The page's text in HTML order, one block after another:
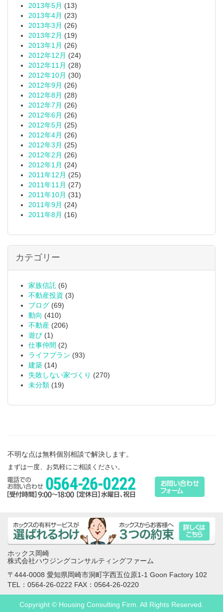
2013年5月 (13)
2013年4月 (23)
2013年3月 (26)
2013年2月 (19)
2013年1月 (26)
2012年12月 (24)
2012年11月 (28)
2012年10月 (30)
2012年9月 (26)
2012年8月 (28)
2012年7月 (26)
2012年6月 (26)
2012年5月 (25)
2012年4月 (26)
2012年3月 (25)
2012年2月 (26)
2012年1月 (24)
2011年12月 (25)
2011年11月 (27)
2011年10月 (31)
2011年9月 (24)
2011年8月 (16)
カテゴリー
家族信託 (6)
不動産投資 (3)
ブログ (69)
動向 (410)
不動産 (206)
遊び (1)
仕事仲間 (2)
ライフプラン (93)
建築 (14)
失敗しない家づくり (270)
未分類 (19)
不明な点は無料個別相談で解決します。
まずは一度、お気軽にご相談ください。
ホックス岡崎
株式会社ハウジングコンサルティングファーム
〒444-0008 愛知県岡崎市洞町字西五位原1-1 Goon Factory 102
TEL：0564-26-0222 FAX：0564-26-0220
Copyright © Housing Consulting Firm. All Rights Reserved.